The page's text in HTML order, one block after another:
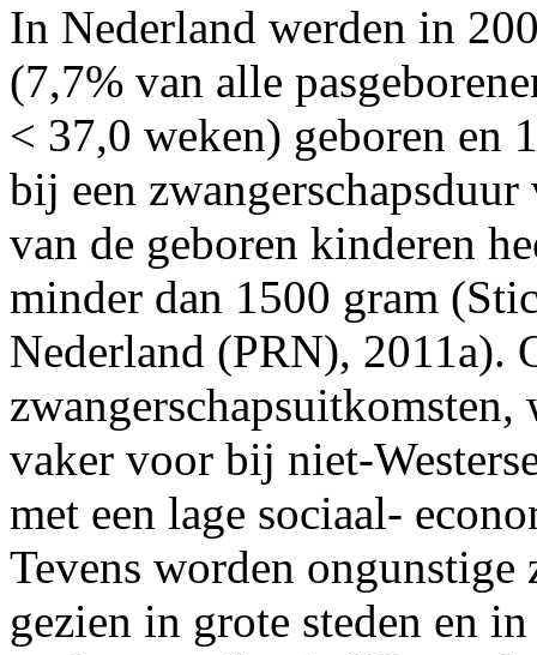
In Nederland werden in
(7,7% van alle
< 37,0 weken) geboren en
bij een
van de geboren kinderen
minder dan 1500 gram
Nederland (PRN), 2011a).
vaker voor bij niet-
met een lage sociaal-
Tevens worden ongunstige
gezien in grote steden en